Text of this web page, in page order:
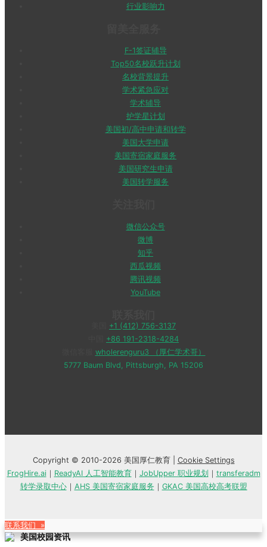
行业影响力
F-1签证辅导
Top50名校跃升计划
名校背景提升
学术紧急应对
学术辅导
护学星计划
美国初/高中申请和转学
美国大学申请
美国寄宿家庭服务
美国研究生申请
美国转学服务
微信公众号
微博
知乎
西瓜视频
腾讯视频
YouTube
+1 (412) 756-3137
+86 191-2318-4284
wholerenguru3 （厚仁学术哥）
5777 Baum Blvd, Pittsburgh, PA 15206
Copyright © 2010-2026 美国厚仁教育 | Cookie Settings
FrogHire.ai｜ ReadyAI 人工智能教育｜ JobUpper 职业规划 ｜ transferadm
转学录取中心｜ AHS 美国寄宿家庭服务 ｜ GKAC 美国高校高考联盟
联系我们 »
美国校园资讯